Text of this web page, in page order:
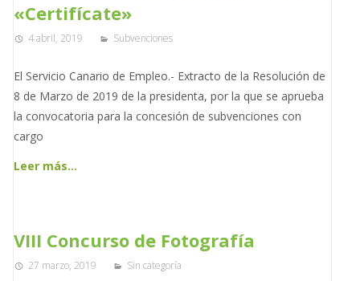
«Certifícate»
4 abril, 2019 Subvenciones
El Servicio Canario de Empleo.- Extracto de la Resolución de
8 de Marzo de 2019 de la presidenta, por la que se aprueba
la convocatoria para la concesión de subvenciones con
cargo
Leer más…
VIII Concurso de Fotografía
27 marzo, 2019 Sin categoría